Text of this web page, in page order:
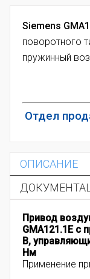
Siemens
поворотного
пружинный
Отдел
ОПИСАНИЕ
Привод
GMA121.1E с
В,
Нм
Применение